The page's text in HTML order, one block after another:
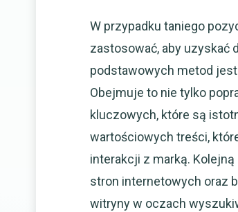
W przypadku taniego
zastosować, aby uzyskać
podstawowych metod
Obejmuje to nie tylko
kluczowych, które są
wartościowych treści,
interakcji z marką.
stron internetowych oraz
witryny w oczach